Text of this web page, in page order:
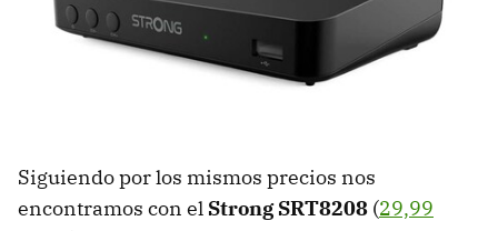
Siguiendo por los mismos precios nos
encontramos con el Strong SRT8208 (29,99